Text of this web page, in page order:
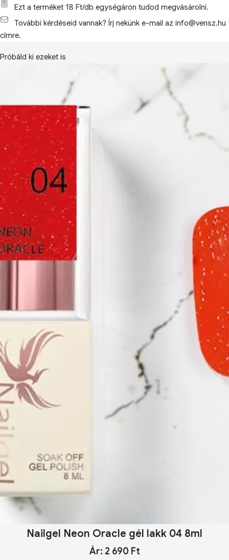
Ezt a terméket 18 Ft/db egységáron tudod megvásárolni.
További kérdéseid vannak? Írj nekünk e-mail az info@vensz.hu
címre.
Próbáld ki ezeket is
Nailgel Neon Oracle gél lakk 04 8ml
Ár: 2 690 Ft